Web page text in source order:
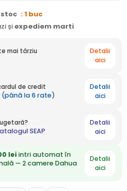
stoc : 1 buc
și expediem marti
mai târziu
Detalii
aici
de credit
(până la 6 rate)
Detalii
aici
SEAP
Detalii
aici
leiintri automat în
— 2 camere Dahua
Detalii
aici